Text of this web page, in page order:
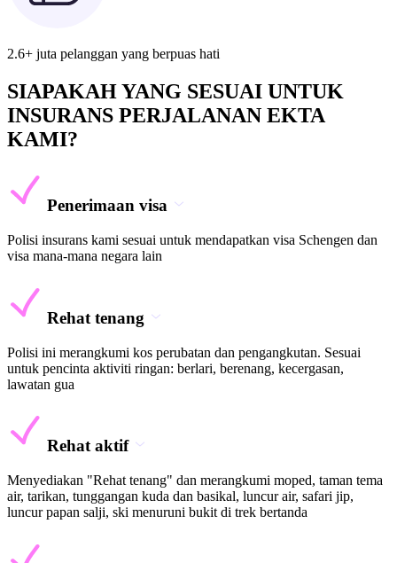
2.6+ juta pelanggan yang berpuas hati
SIAPAKAH YANG SESUAI UNTUK
INSURANS PERJALANAN EKTA
KAMI?
Penerimaan visa
Polisi insurans kami sesuai untuk mendapatkan visa Schengen dan
visa mana-mana negara lain
Rehat tenang
Polisi ini merangkumi kos perubatan dan pengangkutan. Sesuai
untuk pencinta aktiviti ringan: berlari, berenang, kecergasan,
lawatan gua
Rehat aktif
Menyediakan "Rehat tenang" dan merangkumi moped, taman tema
air, tarikan, tunggangan kuda dan basikal, luncur air, safari jip,
luncur papan salji, ski menuruni bukit di trek bertanda